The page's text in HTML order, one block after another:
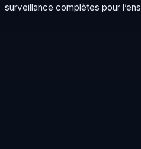
surveillance complètes pour